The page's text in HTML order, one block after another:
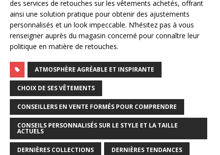
des services de retouches sur les vêtements achetés, offrant
ainsi une solution pratique pour obtenir des ajustements
personnalisés et un look impeccable. N’hésitez pas à vous
renseigner auprès du magasin concerné pour connaître leur
politique en matière de retouches.
ATMOSPHÈRE AGRÉABLE ET INSPIRANTE
CHOIX DE SES VÊTEMENTS
CONSEILLERS EN VENTE FORMÉS POUR COMPRENDRE
CONSEILS PERSONNALISÉS SUR LE STYLE ET LA TAILLE
ACTUELS
DERNIÈRES COLLECTIONS DERNIÈRES TENDANCES